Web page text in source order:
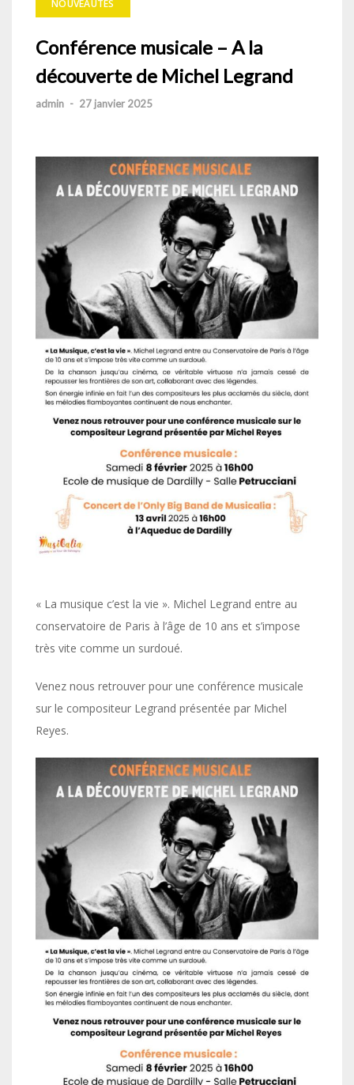
NOUVEAUTÉS
Conférence musicale – A la
découverte de Michel Legrand
admin - 27 janvier 2025
« La musique c’est la vie ». Michel Legrand entre au
conservatoire de Paris à l’âge de 10 ans et s’impose
très vite comme un surdoué.
Venez nous retrouver pour une conférence musicale
sur le compositeur Legrand présentée par Michel
Reyes.